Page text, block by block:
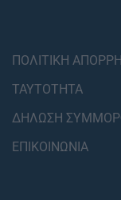
ΠΟΛΙΤΙΚΗ
ΤΑΥΤΟΤΗΤΑ
ΔΗΛΩΣΗ
ΕΠΙΚΟΙΝΩΝΙΑ